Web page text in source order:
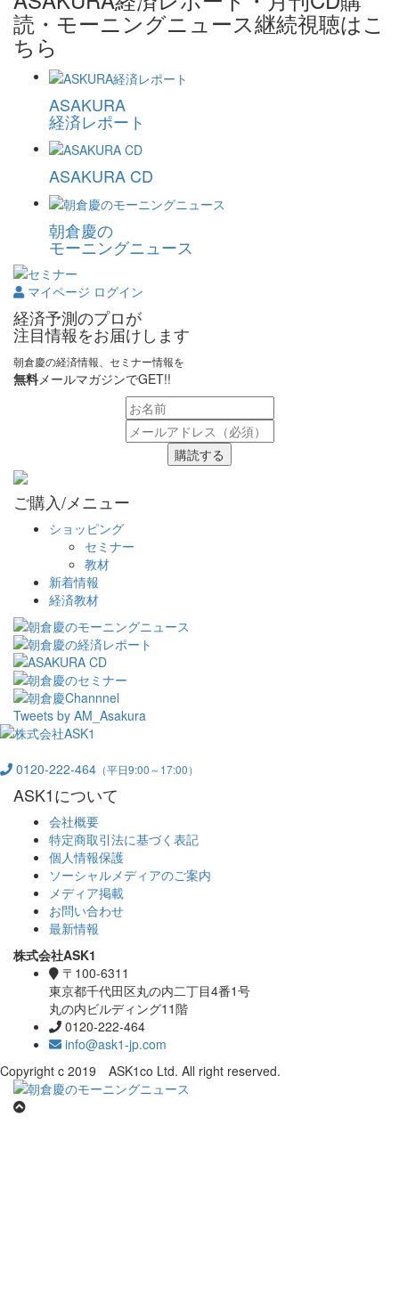
読・モーニングニュース継続視聴はこ
ちら
ASAKURA
経済レポート
ASAKURA CD
朝倉慶の
モーニングニュース
マイページ ログイン
経済予測のプロが
注目情報をお届けします
朝倉慶の経済情報、セミナー情報を
無料メールマガジンでGET!!
購読する
ご購入/メニュー
ショッピング
セミナー
教材
新着情報
経済教材
Tweets by AM_Asakura
0120-222-464 （平日9:00～17:00）
ASK1について
会社概要
特定商取引法に基づく表記
個人情報保護
ソーシャルメディアのご案内
メディア掲載
お問い合わせ
最新情報
株式会社ASK1
〒100-6311
東京都千代田区丸の内二丁目4番1号
丸の内ビルディング11階
0120-222-464
info@ask1-jp.com
Copyright c 2019 ASK1co Ltd. All right reserved.